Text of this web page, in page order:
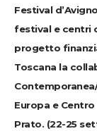
Festival
festival e centri
progetto
Toscana la
Europa e
Prato. (22-25